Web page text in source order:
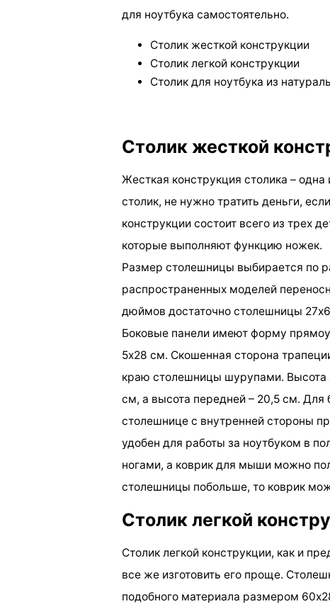
для ноутбука самостоятельно.
Столик жесткой конструкции
Столик легкой конструкции
Столик для ноутбука из
Столик жесткой
Жесткая конструкция столика –
столик, не нужно тратить деньги,
конструкции состоит всего из трех
которые выполняют функцию ножек.
Размер столешницы выбирается по
распространенных моделей
дюймов достаточно столешницы
Боковые панели имеют форму
5х28 см. Скошенная сторона
краю столешницы шурупами. Высота
см, а высота передней – 20,5 см. Для
столешнице с внутренней стороны
удобен для работы за ноутбуком в
ногами, а коврик для мыши можно
столешницы побольше, то коврик
Столик легкой
Столик легкой конструкции, как и
все же изготовить его проще.
подобного материала размером